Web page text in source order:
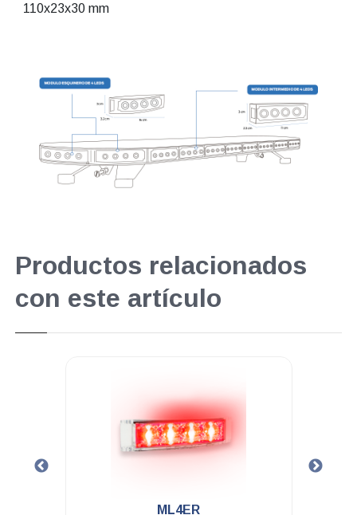
110x23x30 mm
Productos relacionados
con este artículo